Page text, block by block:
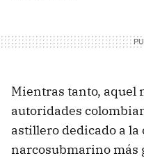
Mientras tanto, aquel
autoridades
astillero dedicado a
narcosubmarino más